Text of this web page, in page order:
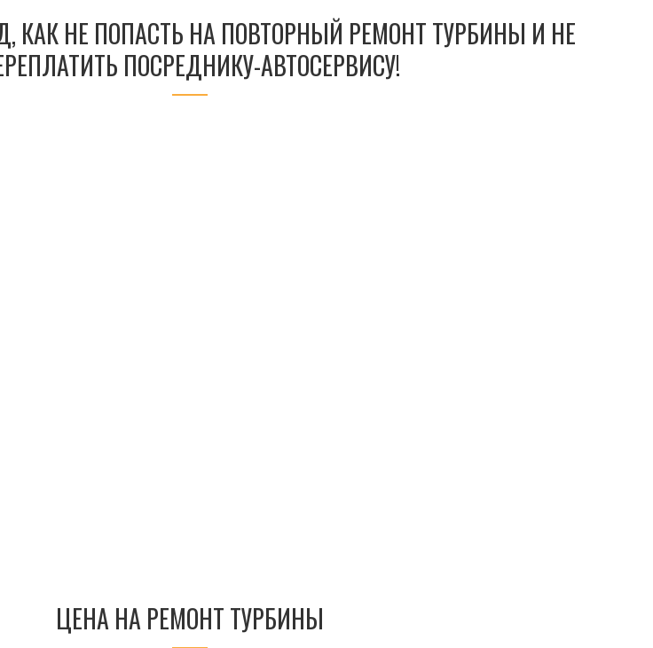
КАК НЕ ПОПАСТЬ НА ПОВТОРНЫЙ РЕМОНТ ТУРБИНЫ И НЕ
ПОСРЕДНИКУ-АВТОСЕРВИСУ!
ЦЕНА НА РЕМОНТ ТУРБИНЫ